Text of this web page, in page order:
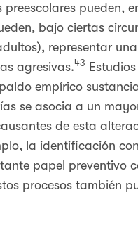
preescolares
bajo ciertas
representar
agresivas.43
empírico
se asocia a un
de esta
la identificación
papel preventivo
procesos también